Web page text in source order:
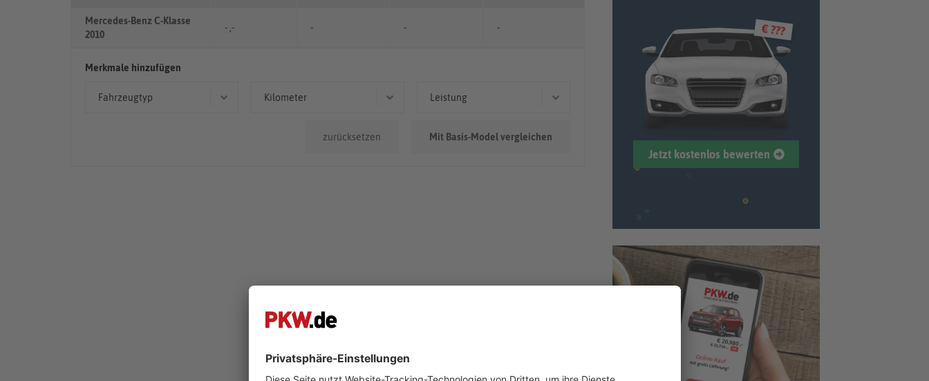
Mercedes-Benz C-Klasse
2010
- ,- - - -
Merkmale hinzufügen
Fahrzeugtyp Kilometer Leistung
zurücksetzen
Mit Basis-Model vergleichen
€ ???
Jetzt kostenlos bewerten